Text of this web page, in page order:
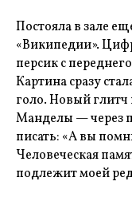
Постояла в зале
«Википедии».
персик с
Картина сразу
голо. Новый глитч
Манделы — через
писать: «А вы
Человеческая
подлежит моей